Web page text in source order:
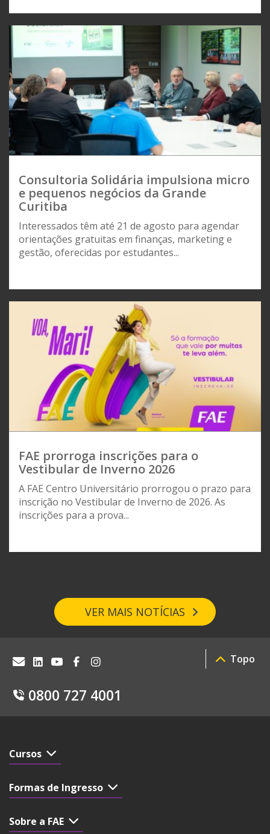
Consultoria Solidária impulsiona micro
e pequenos negócios da Grande
Curitiba
Interessados têm até 21 de agosto para agendar
orientações gratuitas em finanças, marketing e
gestão, oferecidas por estudantes...
FAE prorroga inscrições para o
Vestibular de Inverno 2026
A FAE Centro Universitário prorrogou o prazo para
inscrição no Vestibular de Inverno de 2026. As
inscrições para a prova...
VER MAIS NOTÍCIAS
0800 727 4001
Topo
Cursos
Formas de Ingresso
Sobre a FAE